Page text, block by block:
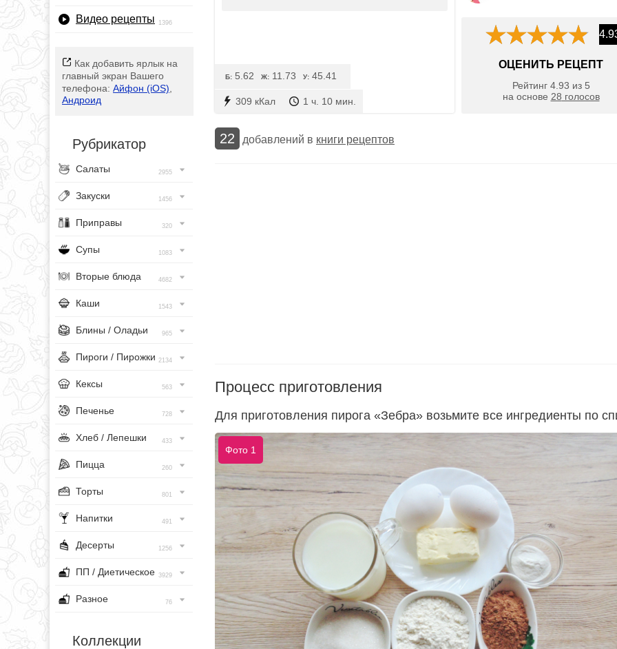
Видео рецепты 1396
Как добавить ярлык на
главный экран Вашего
телефона: Айфон (iOS)
Андроид
Рубрикатор
Салаты 2955
Закуски 1456
Приправы 320
Супы 1083
Вторые блюда 4682
Каши 1543
Блины / Оладьи 965
Пироги / Пирожки 2134
Кексы 563
Печенье 728
Хлеб / Лепешки 433
Пицца 260
Торты 801
Напитки 491
Десерты 1256
ПП / Диетическое 3929
Разное 76
Коллекции
309 кКал 1 ч. 10 мин.
Б: 5.62 Ж: 11.73 У: 45.41
ОЦЕНИТЬ РЕЦЕПТ
Рейтинг 4.93 из 5
на основе 28 голосов
22 добавлений в книги рецептов
Процесс приготовления
Для приготовления пирога «Зебра» возьмите все ингредиенты по
Фото 1